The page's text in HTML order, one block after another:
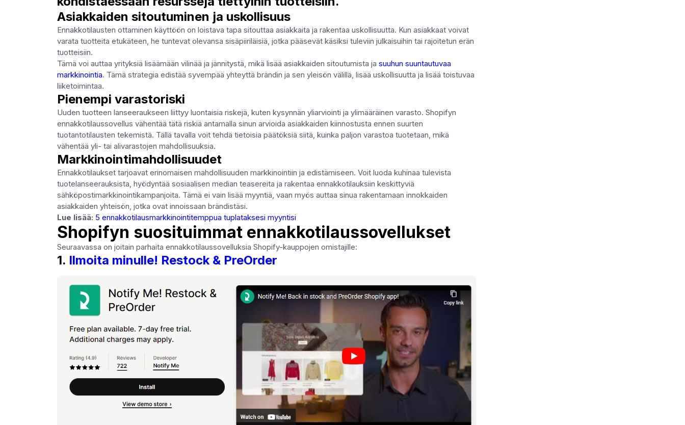
Asiakkaiden sitoutuminen ja uskollisuus
Ennakkotilausten ottaminen käyttöön on loistava tapa sitouttaa asiakkaita ja rakentaa uskollisuutta. Kun asiakkaat voivat
varata tuotteita etukäteen, he tuntevat olevansa sisäpiiriläisiä, jotka pääsevät käsiksi tuleviin julkaisuihin tai rajoitetun erän
tuotteisiin.
Tämä voi auttaa yrityksiä lisäämään vilinää ja jännitystä, mikä lisää asiakkaiden sitoutumista ja suuhun suuntautuvaa
markkinointia. Tämä strategia edistää syvempää yhteyttä brändin ja sen yleisön välillä, lisää uskollisuutta ja lisää toistuvaa
liiketoimintaa.
Pienempi varastoriski
Uuden tuotteen lanseeraukseen liittyy luontaisia riskejä, kuten kysynnän yliarviointi ja ylimääräinen varasto. Shopifyn
ennakkotilaussovellus vähentää tätä riskiä antamalla sinun arvioida asiakkaiden kiinnostusta ennen suurten
tuotantotilausten tekemistä. Tällä tavalla voit tehdä tietoisia päätöksiä siitä, kuinka paljon varastoa tuotetaan, mikä
vähentää yli- tai alivarastojen mahdollisuuksia.
Markkinointimahdollisuudet
Ennakkotilaukset tarjoavat erinomaisen mahdollisuuden markkinointiin ja edistämiseen. Voit luoda kuhinaa tulevista
tuotelanseerauksista, hyödyntää sosiaalisen median teasereita ja rakentaa ennakkotilauksiin keskittyviä
sähköpostimarkkinointikampanjoita. Tämä ei vain lisää myyntiä, vaan myös auttaa sinua rakentamaan innokkaiden
asiakkaiden yhteisön, jotka ovat innoissaan brändistäsi.
Lue lisää: 5 ennakkotilausmarkkinointitemppua tuplataksesi myyntisi
Shopifyn suosituimmat ennakkotilaussovellukset
Seuraavassa on joitain parhaita ennakkotilaussovelluksia Shopify-kauppojen omistajille:
1. Ilmoita minulle! Restock & PreOrder